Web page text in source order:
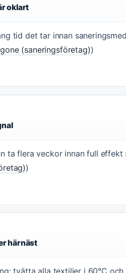
oklart
tid det tar innan
(saneringsföretag))
ta flera veckor innan full effekt
)
härnäst